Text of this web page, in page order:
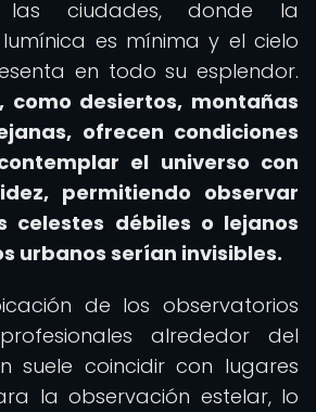
ciudades, donde la
es mínima y el cielo
en todo su esplendor.
como desiertos, montañas
ofrecen condiciones
el universo con
permitiendo observar
celestes débiles o lejanos
urbanos serían invisibles.
de los observatorios
alrededor del
suele coincidir con lugares
la observación estelar, lo